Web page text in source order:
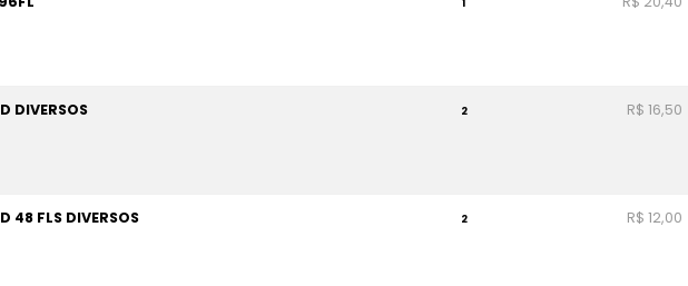
DIVERSOS 2 R$ 16,50
48 FLS DIVERSOS 2 R$ 12,00